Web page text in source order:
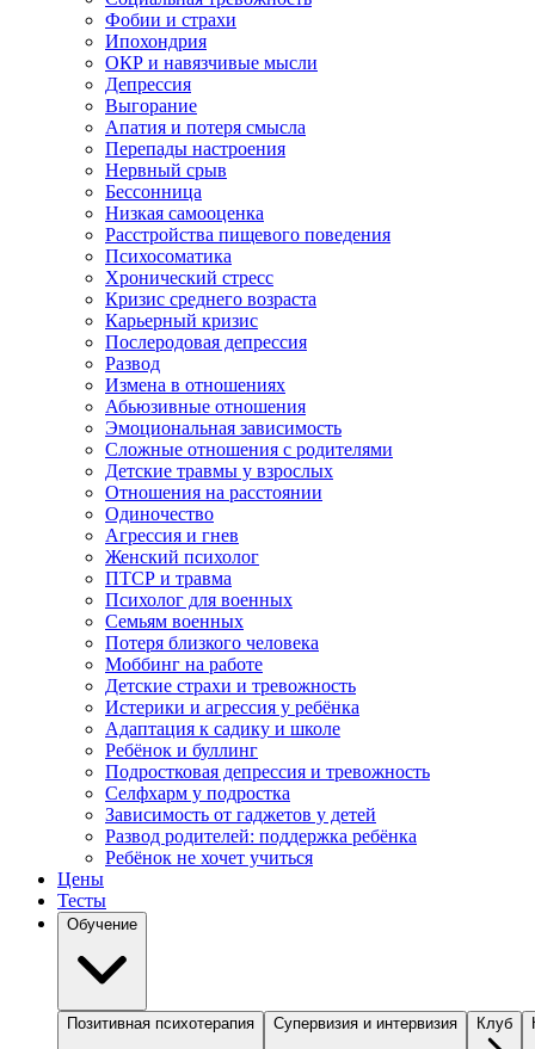
Фобии и страхи
Ипохондрия
ОКР и навязчивые мысли
Депрессия
Выгорание
Апатия и потеря смысла
Перепады настроения
Нервный срыв
Бессонница
Низкая самооценка
Расстройства пищевого поведения
Психосоматика
Хронический стресс
Кризис среднего возраста
Карьерный кризис
Послеродовая депрессия
Развод
Измена в отношениях
Абьюзивные отношения
Эмоциональная зависимость
Сложные отношения с родителями
Детские травмы у взрослых
Отношения на расстоянии
Одиночество
Агрессия и гнев
Женский психолог
ПТСР и травма
Психолог для военных
Семьям военных
Потеря близкого человека
Моббинг на работе
Детские страхи и тревожность
Истерики и агрессия у ребёнка
Адаптация к садику и школе
Ребёнок и буллинг
Подростковая депрессия и тревожность
Селфхарм у подростка
Зависимость от гаджетов у детей
Развод родителей: поддержка ребёнка
Ребёнок не хочет учиться
Цены
Тесты
Обучение
Позитивная психотерапия Супервизия и интервизия Клуб